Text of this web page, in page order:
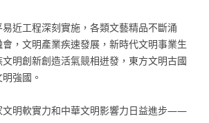
近工程深刻實施，各類文藝精品不斷涌
，文明產業疾速發展，新時代文明事業生
明創新創造活氣競相迸發，東方文明古國
強國。
文明軟實力和中華文明影響力日益進步——